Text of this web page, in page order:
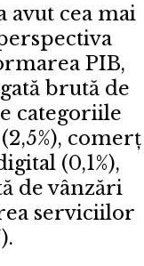
avut cea mai
PIB,
brută de
categoriile
comerț
(0,1%),
de vânzări
serviciilor